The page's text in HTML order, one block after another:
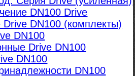
DN100 Drive
Drive DN100 (комплекты)
DN100
Drive DN100
DN100
DN100